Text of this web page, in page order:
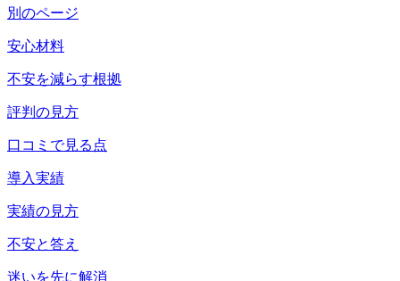
別のページ
安心材料
不安を減らす根拠
評判の見方
口コミで見る点
導入実績
実績の見方
不安と答え
迷いを先に解消